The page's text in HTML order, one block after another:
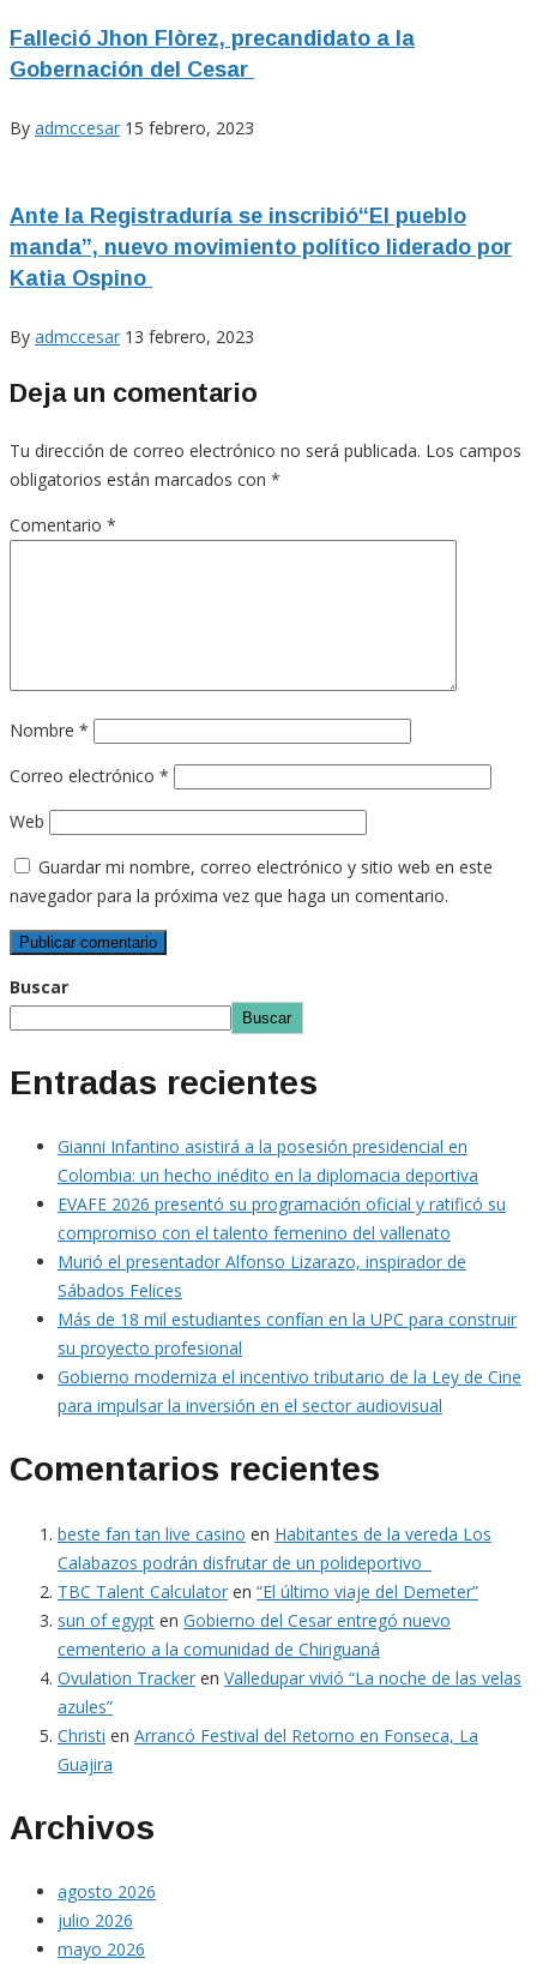
Falleció Jhon Flòrez, precandidato a la
Gobernación del Cesar
By admccesar 15 febrero, 2023
Ante la Registraduría se inscribió“El pueblo
manda”, nuevo movimiento político liderado por
Katia Ospino
By admccesar 13 febrero, 2023
Deja un comentario
Tu dirección de correo electrónico no será publicada. Los campos
obligatorios están marcados con *
Comentario *
Nombre *
Correo electrónico *
Web
Guardar mi nombre, correo electrónico y sitio web en este
navegador para la próxima vez que haga un comentario.
Buscar
Buscar
Entradas recientes
Gianni Infantino asistirá a la posesión presidencial en
Colombia: un hecho inédito en la diplomacia deportiva
EVAFE 2026 presentó su programación oficial y ratificó su
compromiso con el talento femenino del vallenato
Murió el presentador Alfonso Lizarazo, inspirador de
Sábados Felices
Más de 18 mil estudiantes confían en la UPC para construir
su proyecto profesional
Gobierno moderniza el incentivo tributario de la Ley de Cine
para impulsar la inversión en el sector audiovisual
Comentarios recientes
beste fan tan live casino en Habitantes de la vereda Los
Calabazos podrán disfrutar de un polideportivo
TBC Talent Calculator en “El último viaje del Demeter”
sun of egypt en Gobierno del Cesar entregó nuevo
cementerio a la comunidad de Chiriguaná
Ovulation Tracker en Valledupar vivió “La noche de las velas
azules”
Christi en Arrancó Festival del Retorno en Fonseca, La
Guajira
Archivos
agosto 2026
julio 2026
mayo 2026